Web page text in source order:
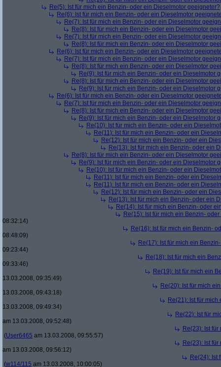
Re(5): Ist für mich ein Benzin- oder ein Dieselmotor geeigneter?
Re(6): Ist für mich ein Benzin- oder ein Dieselmotor
Re(7): Ist für mich ein Benzin- oder ein Dieselmotor
Re(8): Ist für mich ein Benzin- oder ein Dieselmotor
Re(7): Ist für mich ein Benzin- oder ein Dieselmotor
Re(8): Ist für mich ein Benzin- oder ein Dieselmotor
Re(6): Ist für mich ein Benzin- oder ein Dieselmotor
Re(7): Ist für mich ein Benzin- oder ein Dieselmotor
Re(8): Ist für mich ein Benzin- oder ein Dieselmotor
Re(9): Ist für mich ein Benzin- oder ein Dieselmotor
Re(8): Ist für mich ein Benzin- oder ein Dieselmotor
Re(9): Ist für mich ein Benzin- oder ein Dieselmotor
Re(6): Ist für mich ein Benzin- oder ein Dieselmotor
Re(7): Ist für mich ein Benzin- oder ein Dieselmotor
Re(8): Ist für mich ein Benzin- oder ein Dieselmotor
Re(9): Ist für mich ein Benzin- oder ein Dieselmotor
Re(10): Ist für mich ein Benzin- oder ein
Re(11): Ist für mich ein Benzin- oder ein
Re(12): Ist für mich ein Benzin- oder ein
Re(13): Ist für mich ein Benzin- oder ein
Re(8): Ist für mich ein Benzin- oder ein Dieselmotor
Re(9): Ist für mich ein Benzin- oder ein Dieselmotor
Re(10): Ist für mich ein Benzin- oder ein
Re(11): Ist für mich ein Benzin- oder ein
Re(11): Ist für mich ein Benzin- oder ein
Re(12): Ist für mich ein Benzin- oder ein
Re(13): Ist für mich ein Benzin- oder ein
Re(14): Ist für mich ein Benzin- oder
Re(15): Ist für mich ein Benzin-
08:32:14)
Re(16): Ist für mich ein Benzin-
08:48:09)
Re(17): Ist für mich ein
09:23:44)
Re(18): Ist für mich ein
09:33:46)
Re(19): Ist für mich ein
13.03.2008, 09:35:49)
Re(20): Ist für mich
13.03.2008, 09:43:18)
Re(21): Ist für
13.03.2008, 09:49:34)
Re(22): Ist für
am 13.03.2008, 09:52:48)
Re(23): Ist
(User6465 am 13.03.2008, 09:55:57)
Re(23): Ist
am 13.03.2008, 09:56:12)
Re(24): Ist
(w114/115 am 13.03.2008, 10:00:05)